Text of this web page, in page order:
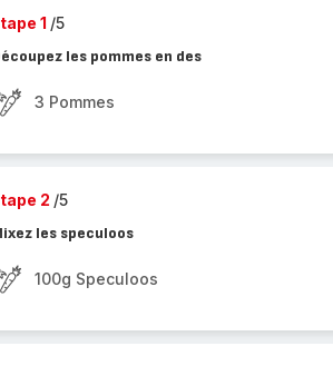
1 /5
les pommes en des
3 Pommes
2 /5
les speculoos
100g Speculoos